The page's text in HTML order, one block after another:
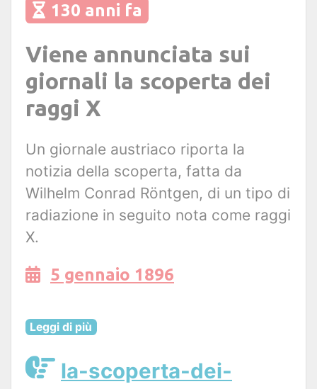
130 anni fa
Viene annunciata sui
giornali la scoperta dei
raggi X
Un giornale austriaco riporta la
notizia della scoperta, fatta da
Wilhelm Conrad Röntgen, di un tipo di
radiazione in seguito nota come raggi
X.
5 gennaio 1896
Leggi di più
la-scoperta-dei-